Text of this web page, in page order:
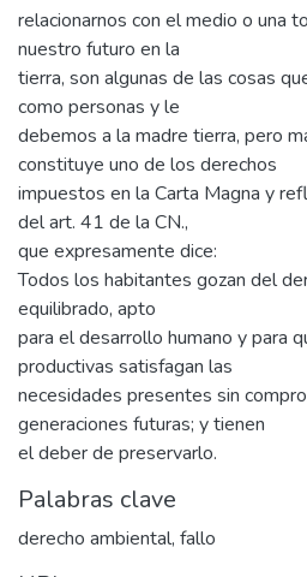
relacionarnos con el medio o una
nuestro futuro en la
tierra, son algunas de las cosas
como personas y le
debemos a la madre tierra, pero
constituye uno de los derechos
impuestos en la Carta Magna y
del art. 41 de la CN.,
que expresamente dice:
Todos los habitantes gozan del
equilibrado, apto
para el desarrollo humano y para
productivas satisfagan las
necesidades presentes sin
generaciones futuras; y tienen
el deber de preservarlo.
Palabras clave
derecho ambiental, fallo